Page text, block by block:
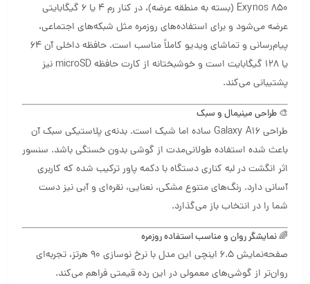
Exynos 850 (بسته به منطقه عرضه)، در کنار رم 4 یا 6 گیگابایتی
عرضه می‌شود و برای استفاده‌های روزمره مثل شبکه‌های اجتماعی،
پیام‌رسانی و تماشای ویدیو کاملاً مناسب است. حافظه داخلی آن 64
یا 128 گیگابایت است و خوشبختانه از کارت حافظه microSD نیز
پشتیبانی می‌کند.
🎨 طراحی مینیمال و سبک
طراحی Galaxy A16 ساده اما شیک است. بدنه‌ی پلاستیکی سبک آن
باعث شده استفاده طولانی‌مدت از گوشی بدون خستگی باشد. سنسور
اثر انگشت در لبه کناری دستگاه با دکمه پاور ترکیب شده که کاربری
آسانی دارد. رنگ‌های متنوع مشکی، نعنایی، نقره‌ای و آبی نیز دست
شما را در انتخاب باز می‌گذارد.
🌈 نمایشگر روان و مناسب استفاده روزمره
صفحه‌نمایش 6.5 اینچی این مدل با نرخ نوسازی 90 هرتز، تجربه‌ای
روان‌تر از گوشی‌های معمولی در این رده قیمتی فراهم می‌کند.